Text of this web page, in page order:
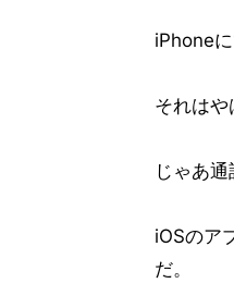
iPhone
それはや
じゃあ
iOSのア
だ。